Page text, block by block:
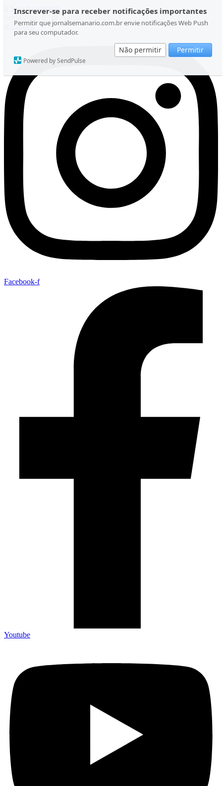
Inscrever-se para receber notificações importantes
Permitir que jornalsemanario.com.br envie notificações Web Push
para seu computador.
Não permitir Permitir
Powered by SendPulse
Ir para o conteúdo
Sexta-feira, 07 de Agosto de 2026
Instagram
Facebook-f
Youtube